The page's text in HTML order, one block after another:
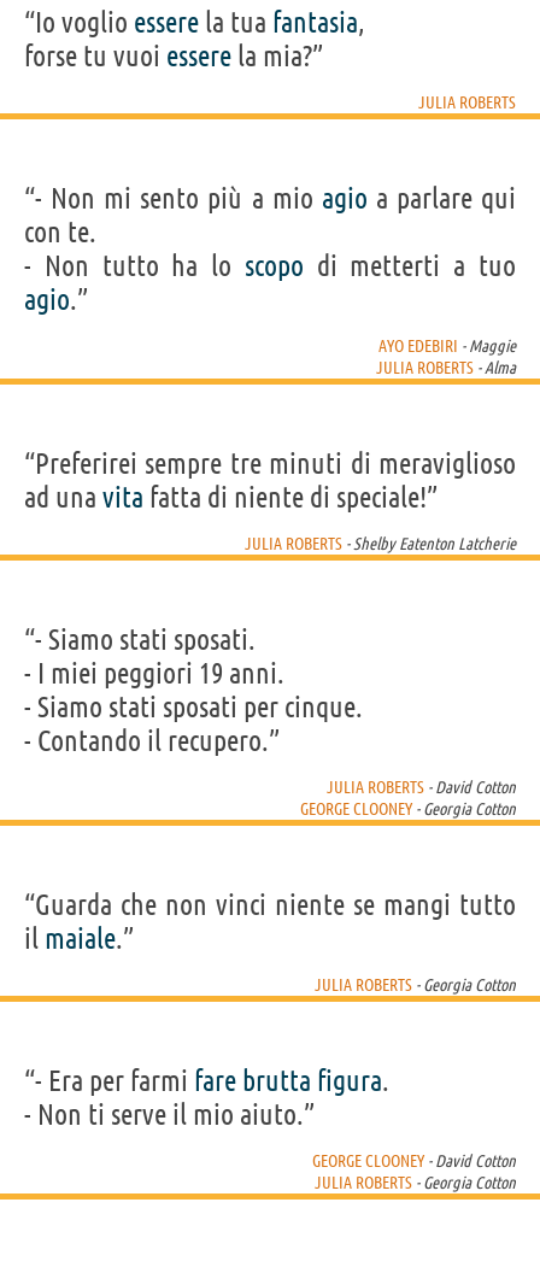
“Io voglio essere la tua fantasia,
forse tu vuoi essere la mia?”
JULIA ROBERTS
“- Non mi sento più a mio agio a parlare qui
con te.
- Non tutto ha lo scopo di metterti a tuo
agio.”
AYO EDEBIRI - Maggie
JULIA ROBERTS - Alma
“Preferirei sempre tre minuti di meraviglioso
ad una vita fatta di niente di speciale!”
JULIA ROBERTS - Shelby Eatenton Latcherie
“- Siamo stati sposati.
- I miei peggiori 19 anni.
- Siamo stati sposati per cinque.
- Contando il recupero.”
JULIA ROBERTS - David Cotton
GEORGE CLOONEY - Georgia Cotton
“Guarda che non vinci niente se mangi tutto
il maiale.”
JULIA ROBERTS - Georgia Cotton
“- Era per farmi fare brutta figura.
- Non ti serve il mio aiuto.”
GEORGE CLOONEY - David Cotton
JULIA ROBERTS - Georgia Cotton